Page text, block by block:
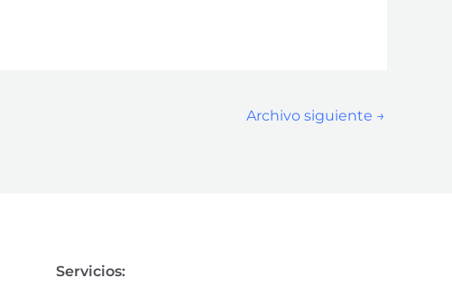
Archivo siguiente →
Servicios: